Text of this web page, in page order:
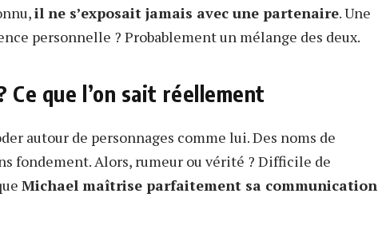
il ne s’exposait jamais avec une partenaire. Une
personnelle ? Probablement un mélange des deux.
Ce que l’on sait réellement
autour de personnages comme lui. Des noms de
fondement. Alors, rumeur ou vérité ? Difficile de
Michael maîtrise parfaitement sa communication